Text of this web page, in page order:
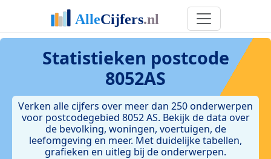
Statistieken postcode
8052AS
Verken alle cijfers over meer dan 250 onderwerpen
voor postcodegebied 8052 AS. Bekijk de data over
de bevolking, woningen, voertuigen, de
leefomgeving en meer. Met duidelijke tabellen,
grafieken en uitleg bij de onderwerpen.